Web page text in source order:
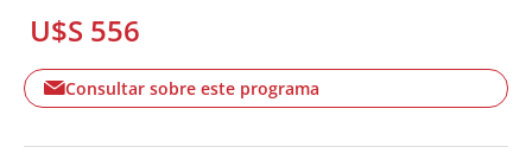
U$S 556
Consultar sobre este programa